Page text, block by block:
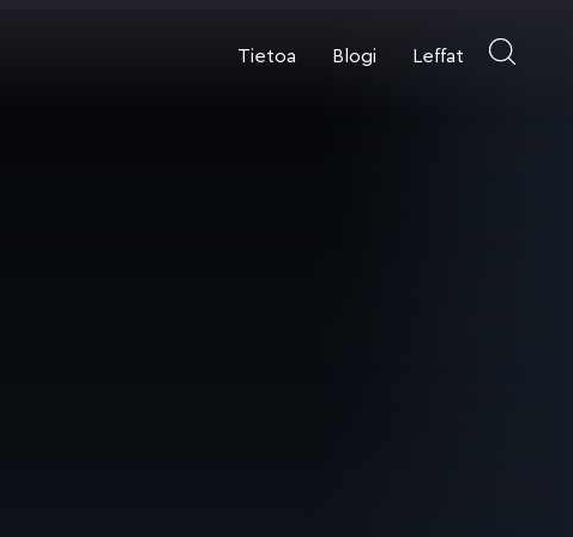
Tietoa Blogi Leffat